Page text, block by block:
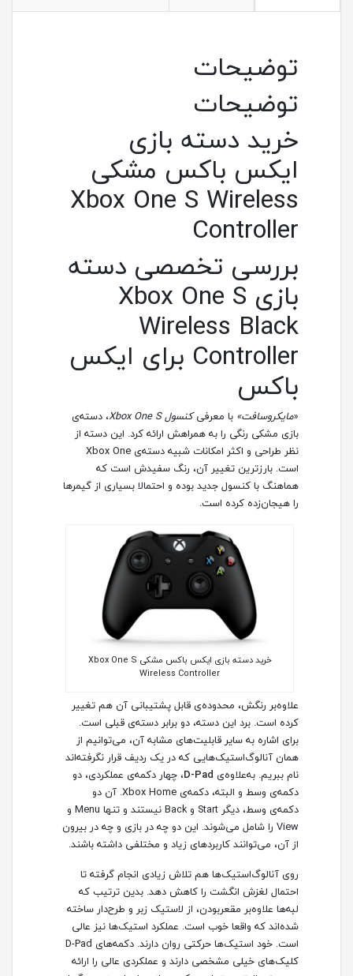
توضیحات
توضیحات
خرید دسته بازی
ایکس باکس مشکی
Xbox One S Wireless
Controller
بررسی تخصصی دسته
بازی Xbox One S
Wireless Black
Controller برای ایکس
باکس
«مایکروسافت» با معرفیکنسول Xbox One S
، دسته‌ی
بازی مشکی رنگی را به ‌همراهش ارائه کرد. این دسته از
نظر طراحی و اکثر امکانات شبیه دسته‌ی Xbox One
است. بارزترین تغییر آن، رنگ سفیدش است که
هماهنگ با کنسول جدید بوده و احتمالا بسیاری از گیمرها
را هیجان‌زده کرده است.
خرید دسته بازی ایکس باکس مشکی Xbox One S
Wireless Controller
علاوه‌‌بر رنگش، محدوده‌ی قابل پشتیبانی آن هم تغییر
کرده است. برد این دسته، دو برابر دسته‌ی قبلی است.
برای اشاره به سایر قابلیت‌های مشابه آن، می‌توانیم از
همان آنالوگ‌‎استیک‌هایی که در یک ردیف قرار نگرفته‌اند
نام ببریم. به‌علاوه‌ی D-Pad، چهار دکمه‌ی عملکردی، دو
دکمه‌ی وسط و البته، دکمه‌ی Xbox Home. آن دو
دکمه‌ی وسط، دیگر Start و Back نیستند و تنها Menu و
View را شامل می‌شوند. این دو چه در بازی و چه در بیرون
از آن، می‌توانند کاربردهای زیاد و مختلفی داشته باشند.
روی آنالوگ‌استیک‌ها هم تلاش زیادی انجام گرفته تا
احتمال لغزش انگشت را کاهش دهد. بدین ترتیب که
لبه‌ها علاوه‌بر مقعربودن، از لاستیک زبر و طرح‌دار ساخته
شده‌اند که واقعا خوب است. عملکرد استیک‌ها نیز عالی
است. خود استیک‌ها حرکتی روان دارند. دکمه‌های D-Pad
کلیک‌های خیلی مشخصی دارند و عملکردی عالی را ارائه